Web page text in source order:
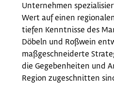
Unternehmen
Wert auf einen
tiefen Kenntnisse des
Döbeln und Roßwein
maßgeschneiderte
die Gegebenheiten und
Region zugeschnitten